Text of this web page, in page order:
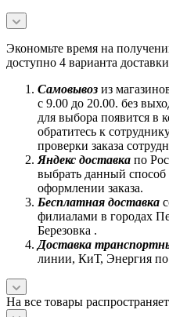
Экономьте время на
доступно 4 варианта
Самовывоз из
с 9.00 до 20.00. без
для выбора появится в
обратитесь к
проверки заказа
Яндекс доставка по
выбрать данный способ
оформлении заказа.
Бесплатная доставка
филиалами в городах
Березовка .
Доставка
линии, КиТ, Энергия
На все товары